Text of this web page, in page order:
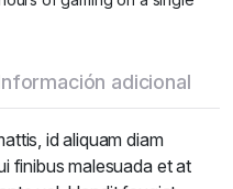
adicional
id aliquam diam
finibus malesuada et at